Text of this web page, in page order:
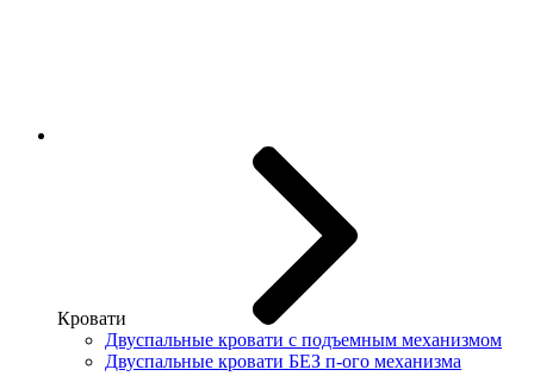
Кровати
Двуспальные кровати с подъемным механизмом
Двуспальные кровати БЕЗ п-ого механизма